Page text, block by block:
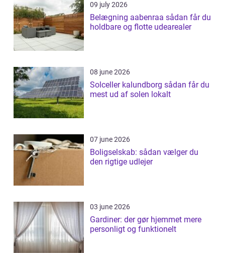
09 july 2026
Belægning aabenraa sådan får du
holdbare og flotte udearealer
08 june 2026
Solceller kalundborg sådan får du
mest ud af solen lokalt
07 june 2026
Boligselskab: sådan vælger du
den rigtige udlejer
03 june 2026
Gardiner: der gør hjemmet mere
personligt og funktionelt